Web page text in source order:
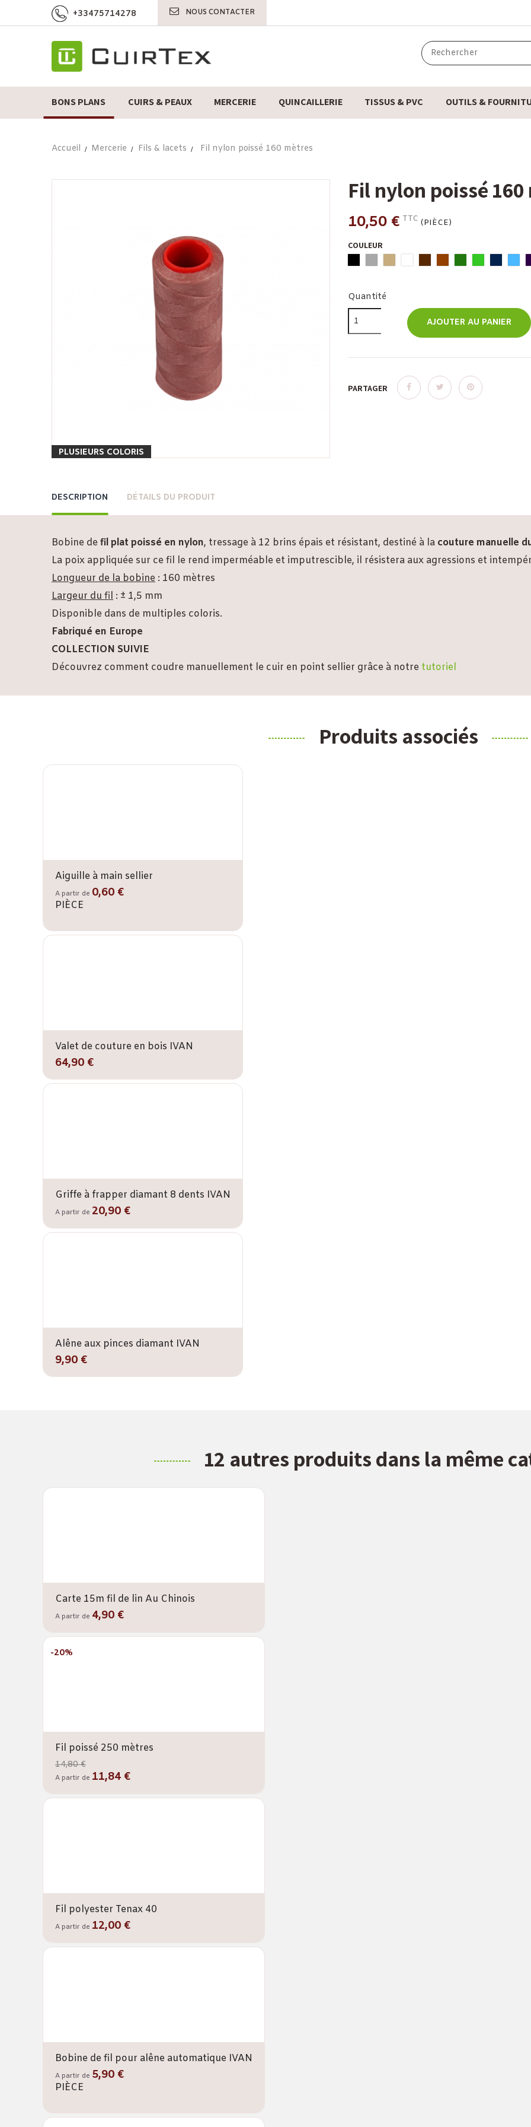
+33475714278 NOUS CONTACTER
BONS PLANS CUIRS & PEAUX MERCERIE QUINCAILLERIE TISSUS & PVC OUTILS &
Accueil Mercerie Fils & lacets Fil nylon poissé 160 mètres
PLUSIEURS COLORIS
Fil nylon poissé
10,50 € TTC (PIÈCE)
COULEUR
Quantité
AJOUTER AU PANIER
PARTAGER
DESCRIPTION DÉTAILS DU PRODUIT
Bobine de fil plat poissé en nylon, tressage à 12 brins épais et résistant, destiné à la couture manuelle
La poix appliquée sur ce fil le rend imperméable et imputrescible, il résistera aux agressions et
Longueur de la bobine : 160 mètres
Largeur du fil : ± 1,5 mm
Disponible dans de multiples coloris.
Fabriqué en Europe
COLLECTION SUIVIE
Découvrez comment coudre manuellement le cuir en point sellier grâce à notre tutoriel
Produits associés
Aiguille à main sellier
A partir de 0,60 €
PIÈCE
Valet de couture en bois IVAN
64,90 €
Griffe à frapper diamant 8 dents IVAN
A partir de 20,90 €
Alêne aux pinces diamant IVAN
9,90 €
12 autres produits dans la même
Carte 15m fil de lin Au Chinois
A partir de 4,90 €
Fil poissé 250 mètres
14,80 €
-20%
A partir de 11,84 €
Fil polyester Tenax 40
A partir de 12,00 €
Bobine de fil pour alêne automatique IVAN
A partir de 5,90 €
PIÈCE